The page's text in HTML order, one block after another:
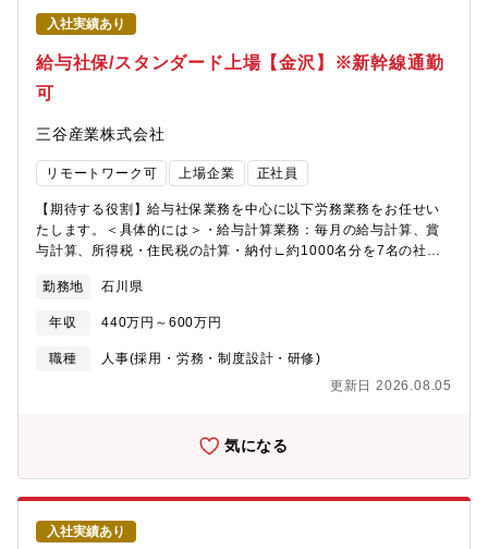
を迎え安定的な収益を維持しているものの、新規ユーザーのさら
なる開拓や、既存ユーザーの継続とLTV向上、新規事業領域への挑
戦など、まだまだ課題と伸び代を有しております。また、新規事
業として2020年7月には中華圏、欧米圏をターゲットとした海外
ゲームプラットフォームを立ち上げており、今後海外市場での認
す。※HP：https://dmmgames.co.jp/【部署について】CEO室
は、EXNOAの中長期的な成長を創ることをミッションとしてお
り、既存事業のグロースや組織力強化に加え、外部アライアンス
す。CEO直下で、オリジナルIPの企画やコンテンツ投資、国内外
新規パートナーの開拓、事業買収など、守備範囲を限定すること
なく、活動しております。これまでのご自身のご経験・スキル・
ご人脈などの強みと、弊社がこれまで培ってきた強みを掛け合わ
ります。これまでDMM GAMESは、多種多様なジャンルのゲーム
ちはこの成功に甘んじることなく、次の10年で更なる飛躍的な成
長を目指したいと考えています。このミッションを共に成し遂げ
の距離が近く、アイデアを迅速に形にできる環境2.多様な事業ド
モデルに縛られず、ニッチで尖ったコンテンツに積極的に投資す
入社実績あり
給与社保/スタンダード上場【金沢】※新幹線通勤
可
三谷産業株式会社
リモートワーク可 上場企業 正社員
【期待する役割】給与社保業務を中心に以下労務業務をお任せい
たします。＜具体的には＞・給与計算業務：毎月の給与計算、賞
与計算、所得税・住民税の計算・納付∟約1000名分を7名の社員
続き・年末調整：従業員の年末調整業務および関連書類の作成・
手当・控除の管理：各種手当や控除項目の確認・調整・問い合わ
せ対応：給与や諸申請に関する質問・相談対応・給与・社会保
険・税務関連の会計処理・人件費に関する各種資料作成・出向契
同社・グループ会社の給与計算業務をメインで担当いただき、
業体制を敷いており、主に課長がＯＪＴを担当予定です。■組織構
成：給与課は8名で構成されており、課長以下7名のメンバーが在
籍をしています。■ポジションの特長：・現状給与計算、社会保険
周りの業務はすべて内製で進めていますが、将来的にアウトソー
シング化や業務効率化を進めていく予定です。・借り上げ、社宅
制度も充実しており、Ｕターン、Ｉターン希望の方も歓迎です。■
勤務地 石川県
年収 440万円～600万円
職種
人事(採用・労務・制度設計・研修)
更新日 2026.08.05
気になる
入社実績あり